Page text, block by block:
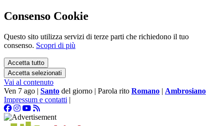
Consenso Cookie
Questo sito utilizza servizi di terze parti che richiedono il tuo
consenso. Scopri di più
Accetta tutto
Accetta selezionati
Vai al contenuto
Ven 7 ago | Santo del giorno | Parola rito Romano | Ambrosiano
Impressum e contatti |